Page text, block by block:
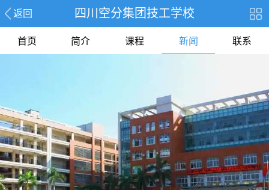
返回 四川空分集团技工学校
首页 简介 课程 新闻 联系